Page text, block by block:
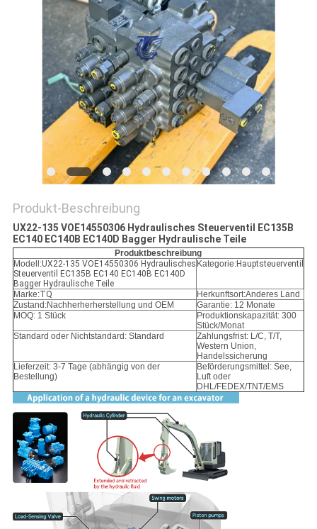
DATENSCHUTZ-
BESTIMMUNGEN
Produkt-Beschreibung
UX22-135 VOE14550306 Hydraulisches Steuerventil EC135B
EC140 EC140B EC140D Bagger Hydraulische Teile
Produktbeschreibung
Modell:UX22-135 VOE14550306 Hydraulisches
Steuerventil EC135B EC140 EC140B EC140D
Bagger Hydraulische Teile
Kategorie:Hauptsteuerventil
Marke:TQ
Herkunftsort:Anderes Land
Zustand:Nachherherherstellung und OEM
Garantie: 12 Monate
MOQ: 1 Stück
Produktionskapazität: 300
Stück/Monat
Standard oder Nichtstandard: Standard
Zahlungsfrist: L/C, T/T,
Western Union,
Handelssicherung
Lieferzeit: 3-7 Tage (abhängig von der
Bestellung)
Beförderungsmittel: See,
Luft oder
DHL/FEDEX/TNT/EMS